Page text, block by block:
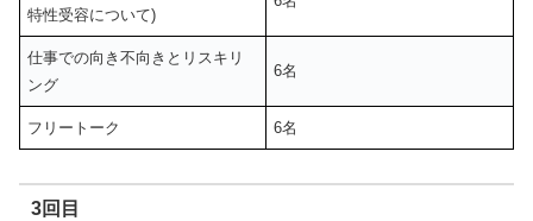
特性受容について)
仕事での向き不向きとリスキリ
ング
6名
フリートーク 6名
3回目